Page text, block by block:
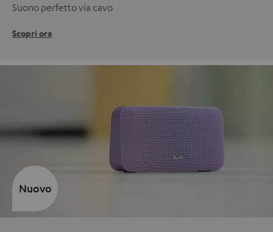
Suono perfetto via cavo
Scopri ora
Nuovo